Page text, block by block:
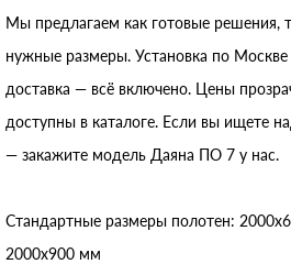
Мы предлагаем как готовые решения,
нужные размеры. Установка по Москве
доставка — всё включено. Цены
доступны в каталоге. Если вы ищете
— закажите модель Даяна ПО 7 у нас.
Стандартные размеры полотен:
2000x900 мм